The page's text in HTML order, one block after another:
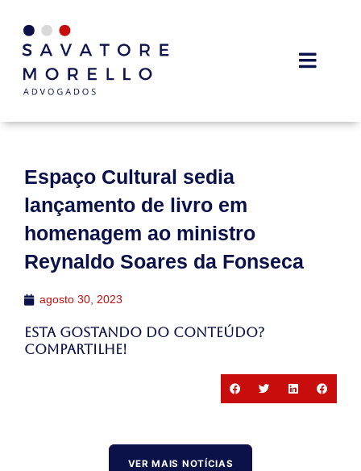
Espaço Cultural sedia
lançamento de livro em
homenagem ao ministro
Reynaldo Soares da Fonseca
agosto 30, 2023
Esta gostando do conteúdo?
Compartilhe!
VER MAIS NOTÍCIAS